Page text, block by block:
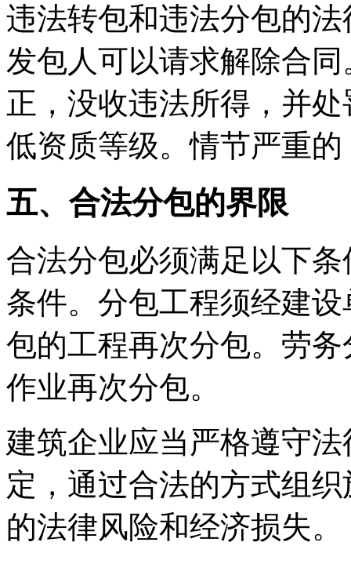
违法转包和违法分包的
发包人可以请求解除合
正，没收违法所得，并
低资质等级。情节严重
五、合法分包的界限
合法分包必须满足以下
条件。分包工程须经建
包的工程再次分包。劳
作业再次分包。
建筑企业应当严格遵守
定，通过合法的方式组
的法律风险和经济损失。